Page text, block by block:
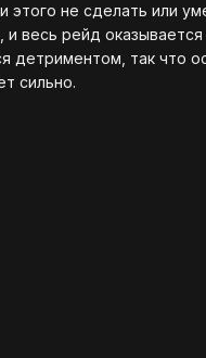
этого не сделать или
весь рейд
детриментом, так что
сильно.